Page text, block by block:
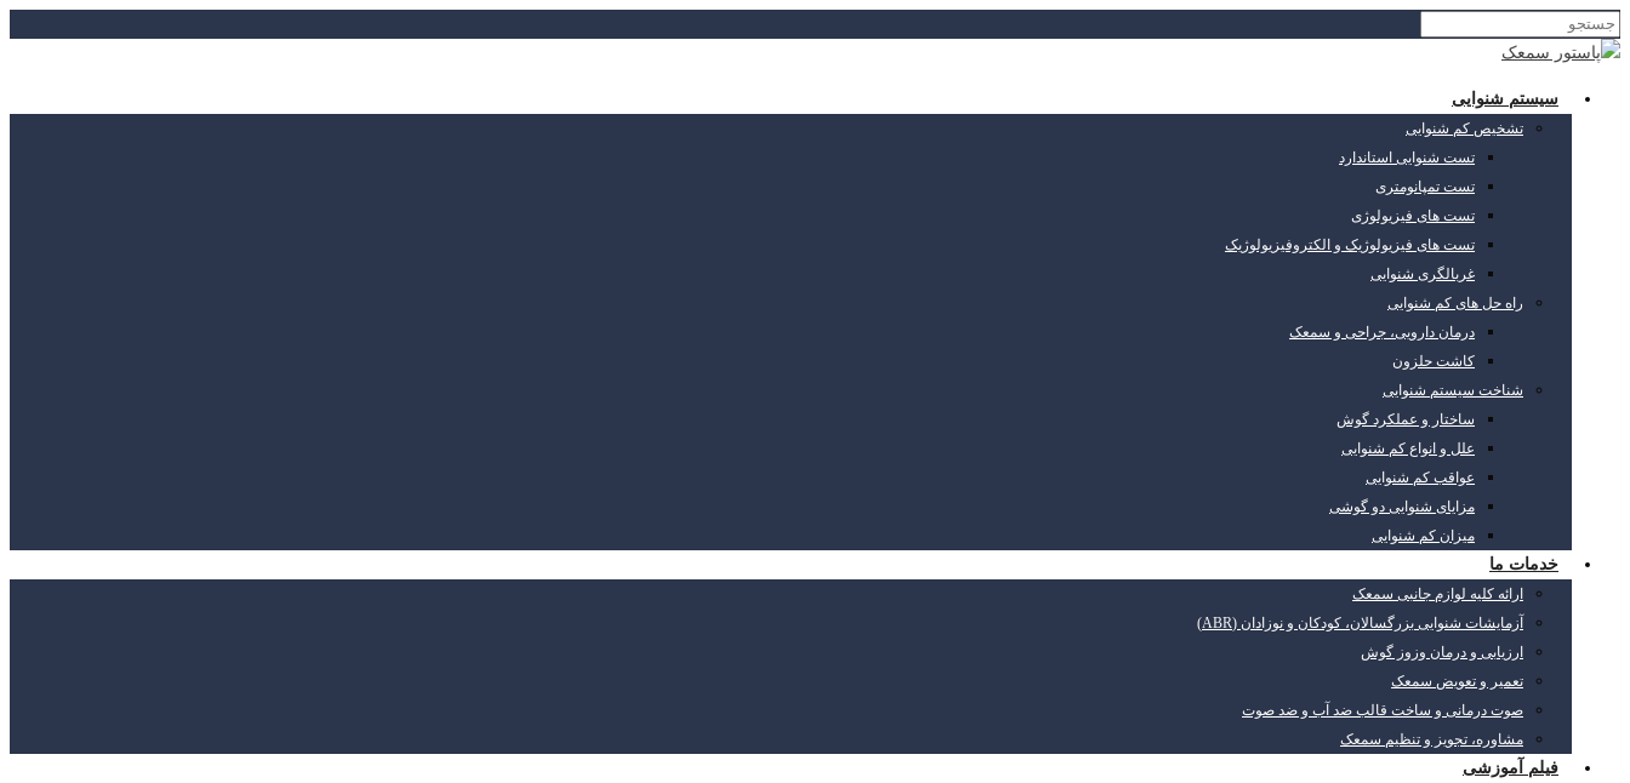
سیستم شنوایی
تشخیص کم شنوایی
تست شنوایی استاندارد
تست تمپانومتری
تست های فیزیولوژی
تست های فیزیولوژیک و الکتروفیزیولوژیک
غربالگری شنوایی
راه حل های کم شنوایی
درمان دارویی، جراحی و سمعک
کاشت حلزون
شناخت سیستم شنوایی
ساختار و عملکرد گوش
علل و انواع کم شنوایی
عواقب کم شنوایی
مزایای شنوایی دو گوشی
میزان کم شنوایی
خدمات ما
ارائه کلیه لوازم جانبی سمعک
آزمایشات شنوایی بزرگسالان، کودکان و نوزادان (ABR)
ارزیابی و درمان وزوز گوش
تعمیر و تعویض سمعک
صوت درمانی و ساخت قالب ضد آب و ضد صوت
مشاوره، تجویز و تنظیم سمعک
فیلم آموزشی